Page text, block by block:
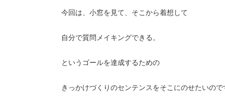
今回は、小窓を見て、そこから着想して
自分で質問メイキングできる。
というゴールを達成するための
きっかけづくりのセンテンスをそこにのせたいので